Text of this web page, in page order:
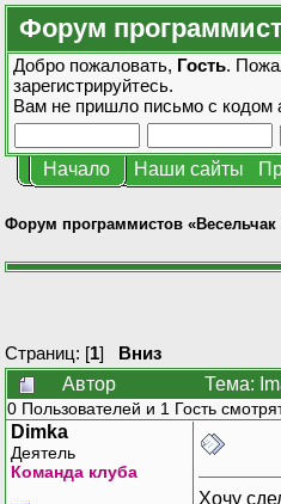
Форум
Добро пожаловать, Гость.
зарегистрируйтесь.
Вам не пришло письмо с кодом
Начало Наши сайты
Форум программистов «Весельчак
Страниц: [1] Вниз
Автор
Тема:
0 Пользователей и 1 Гость
Dimka
Деятель
Команда клуба
Хочу